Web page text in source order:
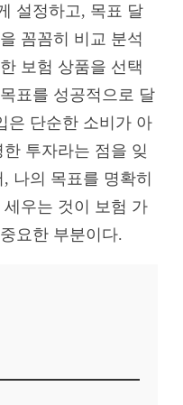
설정하고, 목표 달
꼼꼼히 비교 분석
보험 상품을 선택
표를 성공적으로 달
은 단순한 소비가 아
투자라는 점을 잊
나의 목표를 명확히
우는 것이 보험 가
요한 부분이다.